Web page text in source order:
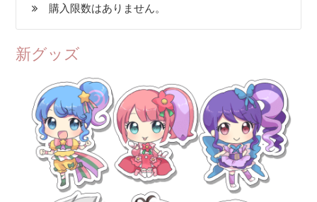
購入限数はありません。
新グッズ